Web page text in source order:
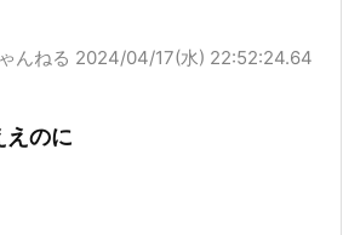
んねる 2024/04/17(水) 22:52:24.64
えのに